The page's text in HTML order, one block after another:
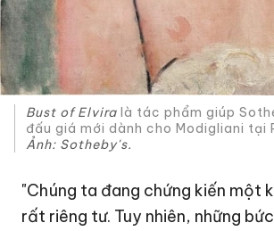
Bust of Elvira là tác phẩm giúp
đấu giá mới dành cho Modigliani tại
Ảnh: Sotheby's.
"Chúng ta đang chứng kiến một
rất riêng tư. Tuy nhiên, những